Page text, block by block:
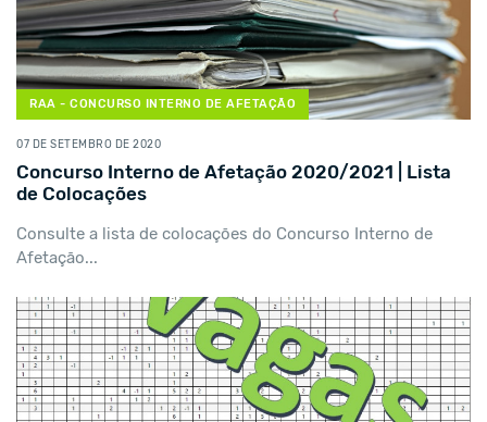
RAA - CONCURSO INTERNO DE AFETAÇÃO
07 DE SETEMBRO DE 2020
Concurso Interno de Afetação 2020/2021 | Lista
de Colocações
Consulte a lista de colocações do Concurso Interno de
Afetação...